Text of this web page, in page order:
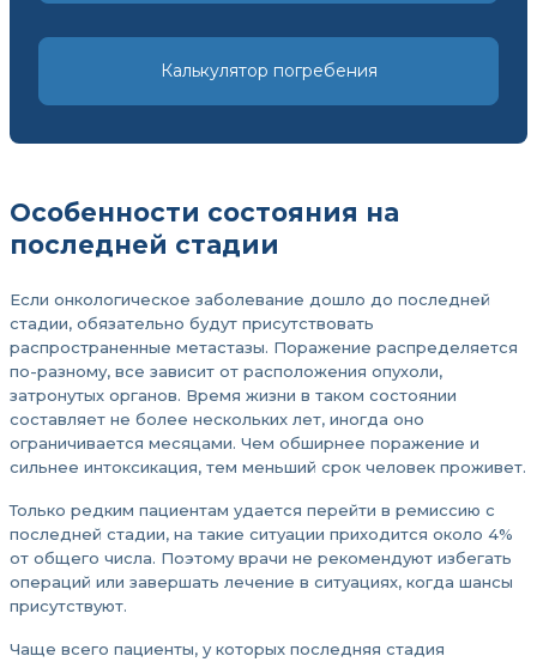
Калькулятор погребения
Особенности состояния на
последней стадии
Если онкологическое заболевание дошло до последней
стадии, обязательно будут присутствовать
распространенные метастазы. Поражение распределяется
по-разному, все зависит от расположения опухоли,
затронутых органов. Время жизни в таком состоянии
составляет не более нескольких лет, иногда оно
ограничивается месяцами. Чем обширнее поражение и
сильнее интоксикация, тем меньший срок человек проживет.
Только редким пациентам удается перейти в ремиссию с
последней стадии, на такие ситуации приходится около 4%
от общего числа. Поэтому врачи не рекомендуют избегать
операций или завершать лечение в ситуациях, когда шансы
присутствуют.
Чаще всего пациенты, у которых последняя стадия